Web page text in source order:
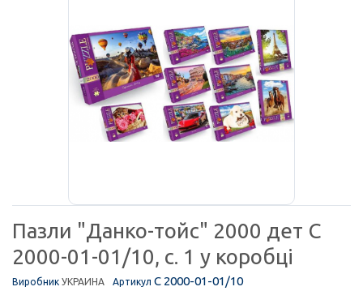
Пазли "Данко-тойс" 2000 дет C
2000-01-01/10, с. 1 у коробці
Виробник УКРАИНА Артикул C 2000-01-01/10